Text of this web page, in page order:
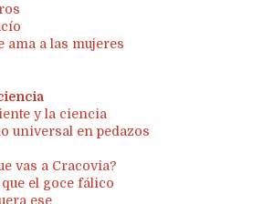
ama a las mujeres
y la ciencia
universal en pedazos
vas a Cracovia?
el goce fálico
ese